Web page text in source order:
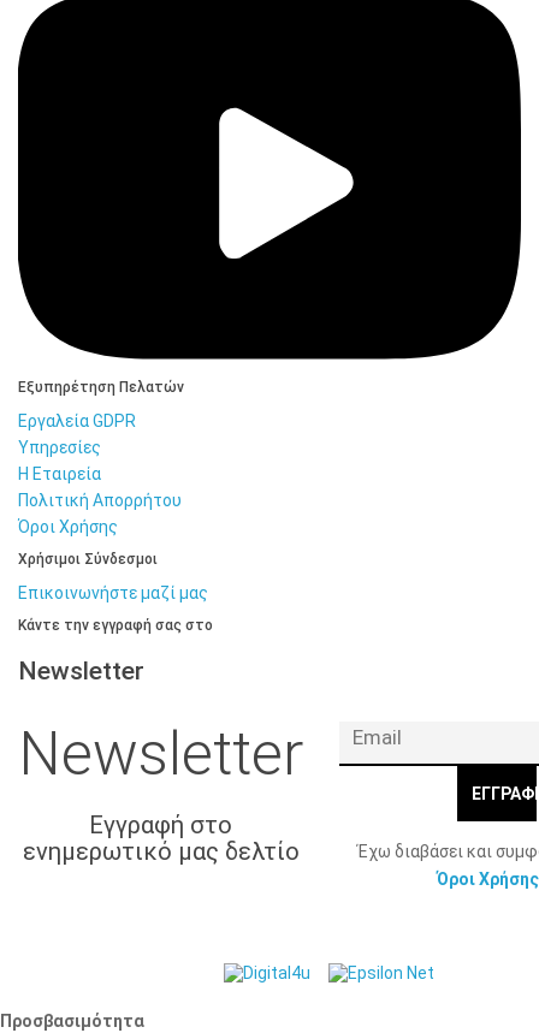
Εξυπηρέτηση Πελατών
Εργαλεία GDPR
Υπηρεσίες
Η Εταιρεία
Πολιτική Απορρήτου
Όροι Χρήσης
Χρήσιμοι Σύνδεσμοι
Επικοινωνήστε μαζί μας
Κάντε την εγγραφή σας στο
Newsletter
Newsletter
Εγγραφή στο
ενημερωτικό μας δελτίο
Έχω διαβάσει και
Όροι Χρήσης
Προσβασιμότητα
Προσβασιμότητα